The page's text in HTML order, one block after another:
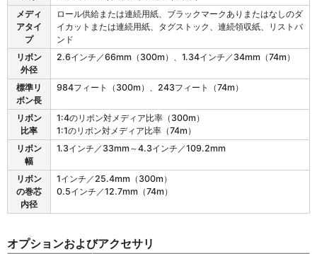
よ
性
メディ
アタイ
プ
ロール供給または連続用紙、ブラックマークありまたはなしのダ
イカットまたは連続用紙、タグストック、連続領収紙、リストバ
ンド
リボン
外径
2.6インチ／66mm（300m）、1.34インチ／34mm（74m）
標準リ
ボン長
984フィート（300m）、243フィート（74m）
リボン
比率
1:4のリボン対メディア比率（300m）
1:1のリボン対メディア比率（74m）
リボン
幅
1.3インチ／33mm～4.3インチ／109.2mm
リボン
の巻芯
内径
1インチ／25.4mm（300m）
0.5インチ／12.7mm（74m）
オプションおよびアクセサリ